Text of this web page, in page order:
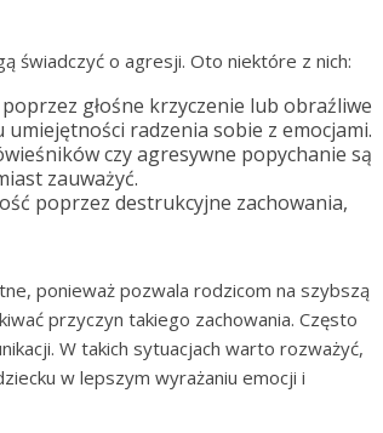
świadczyć o agresji. Oto niektóre z nich:
głośne krzyczenie lub obraźliwe
radzenia sobie z emocjami.
czy agresywne popychanie są
zauważyć.
poprzez destrukcyjne zachowania,
ponieważ pozwala rodzicom na szybszą
przyczyn takiego zachowania. Często
W takich sytuacjach warto rozważyć,
w lepszym wyrażaniu emocji i